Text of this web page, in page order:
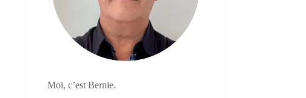
Moi, c’est Bernie.